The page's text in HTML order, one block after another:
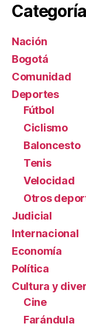
Nación
Bogotá
Comunidad
Deportes
Fútbol
Ciclismo
Baloncesto
Tenis
Velocidad
Otros
Judicial
Internacional
Economía
Política
Cultura y
Cine
Farándula